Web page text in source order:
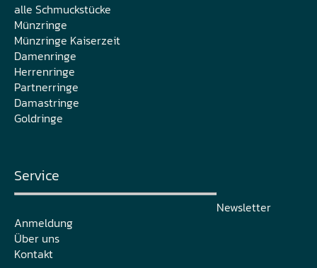
alle Schmuckstücke
Münzringe
Münzringe Kaiserzeit
Damenringe
Herrenringe
Partnerringe
Damastringe
Goldringe
Service
Newsletter
Anmeldung
Über uns
Kontakt